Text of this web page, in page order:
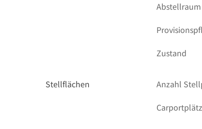
Abstellraum
Zustand
Stellflächen Anzahl